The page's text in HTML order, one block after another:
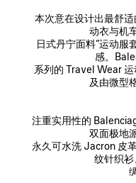
本次意在设计出最舒
动衣与机
日式丹宁面料“运动服
感。
系列的 Travel Wear
及由微型
注重实用性的
双面极地
永久可水洗 Jacron 皮
纹针织